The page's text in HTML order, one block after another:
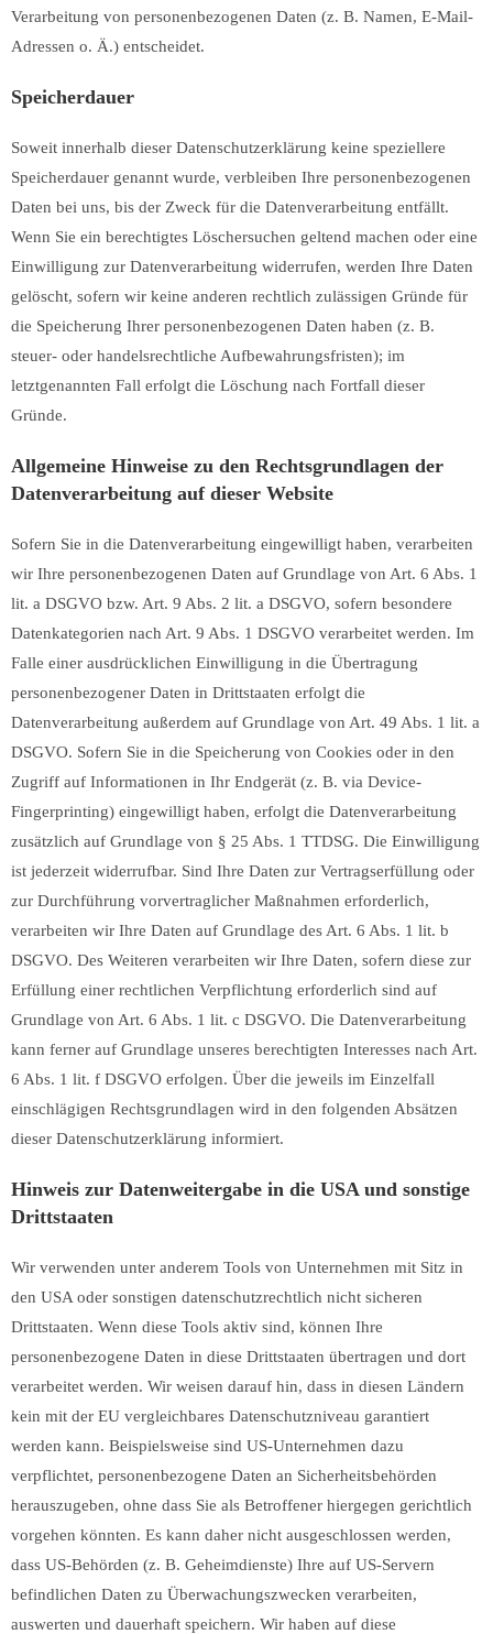
Verarbeitung von personenbezogenen Daten (z. B. Namen, E-Mail-
Adressen o. Ä.) entscheidet.
Speicherdauer
Soweit innerhalb dieser Datenschutzerklärung keine speziellere
Speicherdauer genannt wurde, verbleiben Ihre personenbezogenen
Daten bei uns, bis der Zweck für die Datenverarbeitung entfällt.
Wenn Sie ein berechtigtes Löschersuchen geltend machen oder eine
Einwilligung zur Datenverarbeitung widerrufen, werden Ihre Daten
gelöscht, sofern wir keine anderen rechtlich zulässigen Gründe für
die Speicherung Ihrer personenbezogenen Daten haben (z. B.
steuer- oder handelsrechtliche Aufbewahrungsfristen); im
letztgenannten Fall erfolgt die Löschung nach Fortfall dieser
Gründe.
Allgemeine Hinweise zu den Rechtsgrundlagen der
Datenverarbeitung auf dieser Website
Sofern Sie in die Datenverarbeitung eingewilligt haben, verarbeiten
wir Ihre personenbezogenen Daten auf Grundlage von Art. 6 Abs. 1
lit. a DSGVO bzw. Art. 9 Abs. 2 lit. a DSGVO, sofern besondere
Datenkategorien nach Art. 9 Abs. 1 DSGVO verarbeitet werden. Im
Falle einer ausdrücklichen Einwilligung in die Übertragung
personenbezogener Daten in Drittstaaten erfolgt die
Datenverarbeitung außerdem auf Grundlage von Art. 49 Abs. 1 lit. a
DSGVO. Sofern Sie in die Speicherung von Cookies oder in den
Zugriff auf Informationen in Ihr Endgerät (z. B. via Device-
Fingerprinting) eingewilligt haben, erfolgt die Datenverarbeitung
zusätzlich auf Grundlage von § 25 Abs. 1 TTDSG. Die Einwilligung
ist jederzeit widerrufbar. Sind Ihre Daten zur Vertragserfüllung oder
zur Durchführung vorvertraglicher Maßnahmen erforderlich,
verarbeiten wir Ihre Daten auf Grundlage des Art. 6 Abs. 1 lit. b
DSGVO. Des Weiteren verarbeiten wir Ihre Daten, sofern diese zur
Erfüllung einer rechtlichen Verpflichtung erforderlich sind auf
Grundlage von Art. 6 Abs. 1 lit. c DSGVO. Die Datenverarbeitung
kann ferner auf Grundlage unseres berechtigten Interesses nach Art.
6 Abs. 1 lit. f DSGVO erfolgen. Über die jeweils im Einzelfall
einschlägigen Rechtsgrundlagen wird in den folgenden Absätzen
dieser Datenschutzerklärung informiert.
Hinweis zur Datenweitergabe in die USA und sonstige
Drittstaaten
Wir verwenden unter anderem Tools von Unternehmen mit Sitz in
den USA oder sonstigen datenschutzrechtlich nicht sicheren
Drittstaaten. Wenn diese Tools aktiv sind, können Ihre
personenbezogene Daten in diese Drittstaaten übertragen und dort
verarbeitet werden. Wir weisen darauf hin, dass in diesen Ländern
kein mit der EU vergleichbares Datenschutzniveau garantiert
werden kann. Beispielsweise sind US-Unternehmen dazu
verpflichtet, personenbezogene Daten an Sicherheitsbehörden
herauszugeben, ohne dass Sie als Betroffener hiergegen gerichtlich
vorgehen könnten. Es kann daher nicht ausgeschlossen werden,
dass US-Behörden (z. B. Geheimdienste) Ihre auf US-Servern
befindlichen Daten zu Überwachungszwecken verarbeiten,
auswerten und dauerhaft speichern. Wir haben auf diese